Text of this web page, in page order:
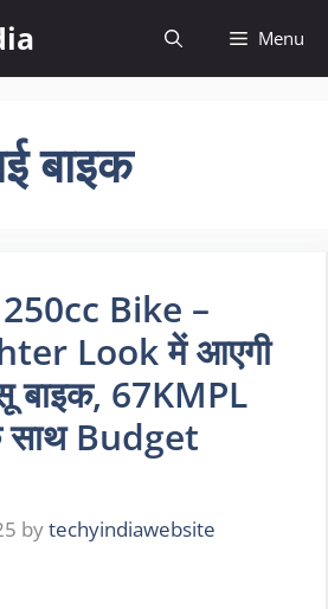
Menu
बाइक
Bike –
Look में आएगी
बाइक, 67KMPL
Budget
bytechyindiawebsite